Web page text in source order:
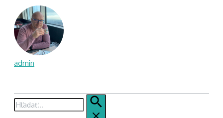
admin
Hľadať: